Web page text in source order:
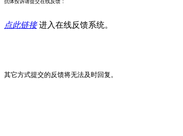
抗体投诉请提交在线反馈：
点此链接 进入在线反馈系统。
其它方式提交的反馈将无法及时回复。